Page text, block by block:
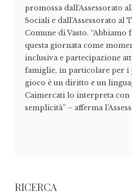
promossa dall’Assessorato
Sociali e dall’Assessorato al
Comune di Vasto.
questa giornata come
inclusiva e partecipazione
famiglie, in particolare per
gioco è un diritto e un
Caimercati lo interpreta con
semplicità” – afferma
RICERCA